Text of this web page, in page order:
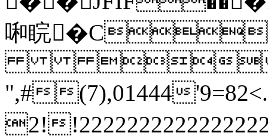
啝睆

",#(7),01444
2!